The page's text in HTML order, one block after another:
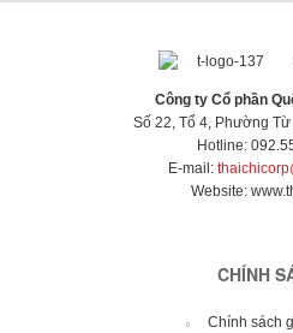
Công ty Cổ phần
Số 22, Tổ 4, Phường Từ
Hotline:
E-mail:
Website:
CHÍNH
Chính sách